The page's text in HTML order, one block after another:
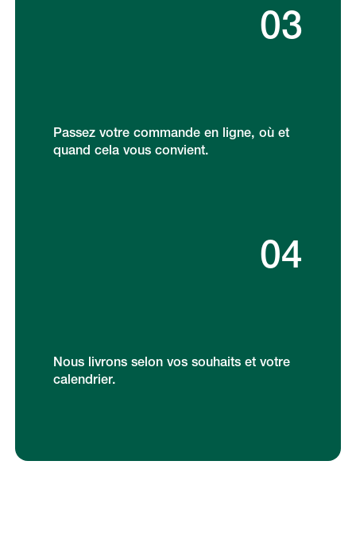
03
Passez votre commande en ligne, où et
quand cela vous convient.
04
Nous livrons selon vos souhaits et votre
calendrier.